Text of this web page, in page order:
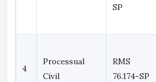
SP
4
Processual
Civil
RMS
76.174-SP